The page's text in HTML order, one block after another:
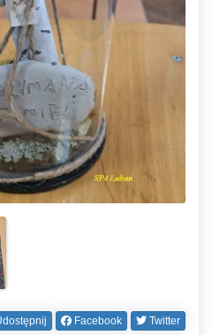
Facebook Twitter